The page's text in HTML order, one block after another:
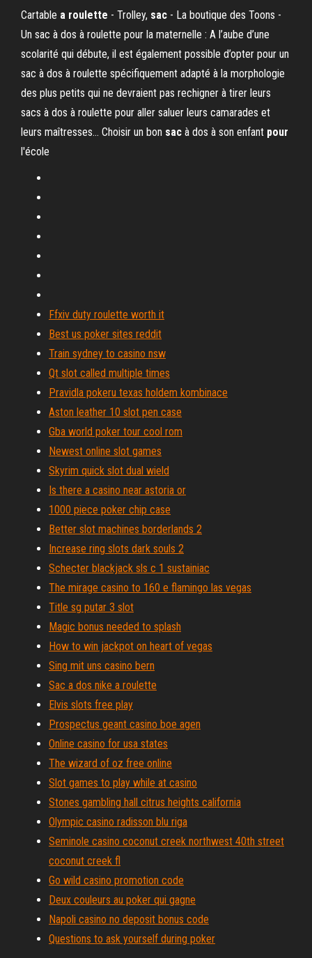
Cartable a roulette - Trolley, sac - La boutique des Toons -
Un sac à dos à roulette pour la maternelle : A l’aube d’une
scolarité qui débute, il est également possible d’opter pour un
sac à dos à roulette spécifiquement adapté à la morphologie
des plus petits qui ne devraient pas rechigner à tirer leurs
sacs à dos à roulette pour aller saluer leurs camarades et
leurs maîtresses… Choisir un bon sac à dos à son enfant pour
l'école
Ffxiv duty roulette worth it
Best us poker sites reddit
Train sydney to casino nsw
Qt slot called multiple times
Pravidla pokeru texas holdem kombinace
Aston leather 10 slot pen case
Gba world poker tour cool rom
Newest online slot games
Skyrim quick slot dual wield
Is there a casino near astoria or
1000 piece poker chip case
Better slot machines borderlands 2
Increase ring slots dark souls 2
Schecter blackjack sls c 1 sustainiac
The mirage casino to 160 e flamingo las vegas
Title sg putar 3 slot
Magic bonus needed to splash
How to win jackpot on heart of vegas
Sing mit uns casino bern
Sac a dos nike a roulette
Elvis slots free play
Prospectus geant casino boe agen
Online casino for usa states
The wizard of oz free online
Slot games to play while at casino
Stones gambling hall citrus heights california
Olympic casino radisson blu riga
Seminole casino coconut creek northwest 40th street
coconut creek fl
Go wild casino promotion code
Deux couleurs au poker qui gagne
Napoli casino no deposit bonus code
Questions to ask yourself during poker